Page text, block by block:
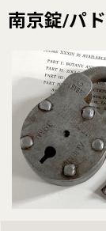
南京錠/パ